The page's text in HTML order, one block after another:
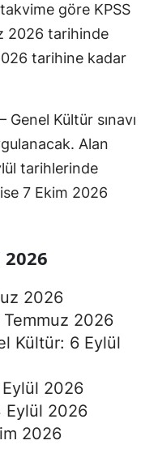
göre KPSS
2026 tarihinde
tarihine kadar
Genel Kültür sınavı
Alan
tarihlerinde
7 Ekim 2026
2026
2026
2026
Kültür: 6 Eylül
2026
Eylül 2026
2026